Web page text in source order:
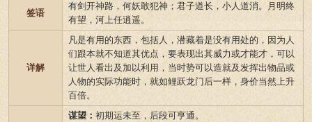
签语
有剑开神路，何妖敢犯神；君子道长，小人道消。月明终
有望，河上任逍遥。
详解
凡是有用的东西，包括人，潜藏着是没有用处的，因为人
们跟本就不知道其优点，要表现出其威力或才能才，可以
让世人看出及加以利用，当时势可以造就及发挥出物品或
人物的实际功能时，就如鲤跃龙门后一样，身价当然上升
百倍。
谋望： 初期运未至，后段可亨通。